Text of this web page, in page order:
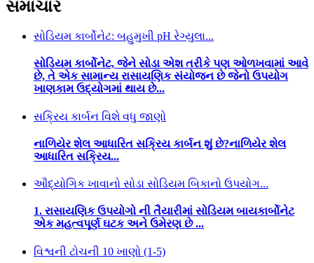
સમાચાર
સોડિયમ કાર્બોનેટ: બહુમુખી pH રેગ્યુલા...
સોડિયમ કાર્બોનેટ, જેને સોડા એશ તરીકે પણ ઓળખવામાં આવે
છે, તે એક સામાન્ય રાસાયણિક સંયોજન છે જેનો ઉપયોગ
ખાણકામ ઉદ્યોગમાં થાય છે...
સક્રિય કાર્બન વિશે વધુ જાણો
નાળિયેર શેલ આધારિત સક્રિય કાર્બન શું છે?નાળિયેર શેલ
આધારિત સક્રિય...
ઔદ્યોગિક ખાવાનો સોડા સોડિયમ બિકાનો ઉપયોગ...
1. રાસાયણિક ઉપયોગો ની તૈયારીમાં સોડિયમ બાયકાર્બોનેટ
એક મહત્વપૂર્ણ ઘટક અને ઉમેરણ છે ...
વિશ્વની ટોચની 10 ખાણો (1-5)